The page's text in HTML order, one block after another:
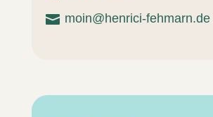
 moin@henrici-fehmarn.de